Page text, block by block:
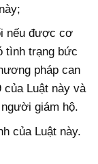
nếu được cơ
tình trạng bức
pháp can
của Luật này và
giám hộ.
của Luật này.